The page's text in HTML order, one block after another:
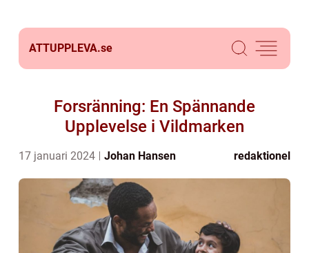
ATTUPPLEVA.se
Forsränning: En Spännande
Upplevelse i Vildmarken
17 januari 2024 Johan Hansen redaktionel